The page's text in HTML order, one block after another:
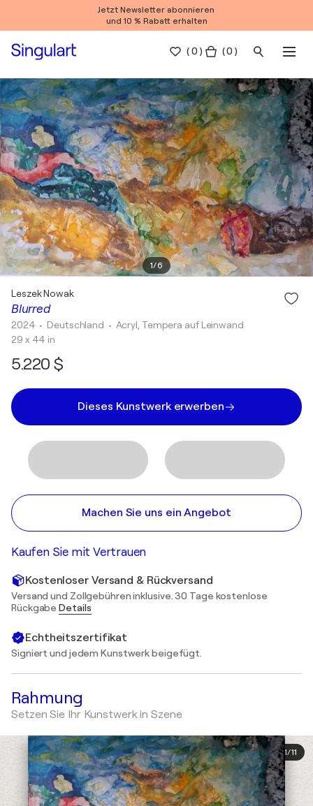
Jetzt Newsletter abonnieren
und 10 % Rabatt erhalten
(0 ) ( 0 )
1/6
Blurred
Leszek Nowak
2024 • Deutschland • Acryl, Tempera auf Leinwand
29 x 44 in
5.220 $
Dieses Kunstwerk erwerben
Machen Sie uns ein Angebot
Kaufen Sie mit Vertrauen
Kostenloser Versand & Rückversand
Versand und Zollgebühren inklusive. 30 Tage kostenlose
RückgabeDetails
Echtheitszertifikat
Signiert und jedem Kunstwerk beigefügt.
Rahmung
Setzen Sie Ihr Kunstwerk in Szene
1/11